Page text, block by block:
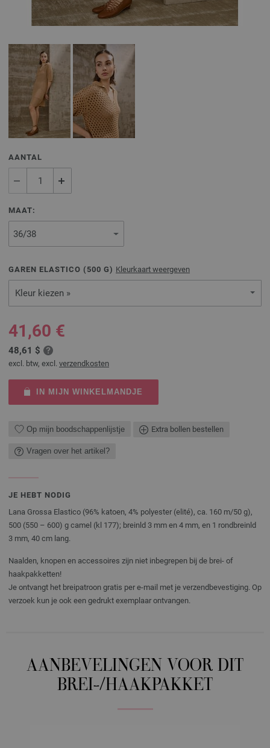
AANTAL
MAAT:
GAREN ELASTICO ( 500 G) Kleurkaart weergeven
Kleur kiezen »
41,60 €
48,61 $
excl. btw, excl. verzendkosten
IN MIJN WINKELMANDJE
Op mijn boodschappenlijstje Extra bollen bestellen
Vragen over het artikel?
JE HEBT NODIG
Lana Grossa Elastico (96% katoen, 4% polyester (elité), ca. 160 m/50 g),
500 (550 – 600) g camel (kl 177); breinld 3 mm en 4 mm, en 1 rondbreinld
3 mm, 40 cm lang.
Naalden, knopen en accessoires zijn niet inbegrepen bij de brei- of
haakpakketten!
Je ontvangt het breipatroon gratis per e-mail met je verzendbevestiging. Op
verzoek kun je ook een gedrukt exemplaar ontvangen.
AANBEVELINGEN VOOR DIT
BREI-/HAAKPAKKET